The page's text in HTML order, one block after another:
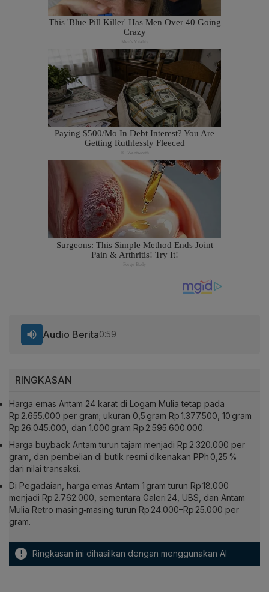
RINGKASAN
Harga emas Antam 24 karat di Logam Mulia tetap pada
Rp 2.655.000 per gram; ukuran 0,5 gram Rp 1.377.500, 10 gram
Rp 26.045.000, dan 1.000 gram Rp 2.595.600.000.
Harga buyback Antam turun tajam menjadi Rp 2.320.000 per
gram, dan pembelian di butik resmi dikenakan PPh 0,25 %
dari nilai transaksi.
Di Pegadaian, harga emas Antam 1 gram turun Rp 18.000
menjadi Rp 2.762.000, sementara Galeri 24, UBS, dan Antam
Mulia Retro masing‑masing turun Rp 24.000–Rp 25.000 per
gram.
! Ringkasan ini dihasilkan dengan menggunakan AI
Audio Berita0:59